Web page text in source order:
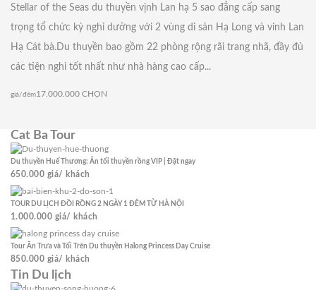
Stellar of the Seas du thuyền vịnh Lan hạ 5 sao đẳng cấp sang
trọng tổ chức kỳ nghỉ dưỡng với 2 vùng di sản Hạ Long và vinh Lan
Hạ Cát bà.Du thuyền bao gồm 22 phòng rộng rãi trang nhã, đầy đủ
các tiện nghi tốt nhất như nhà hàng cao cấp...
giá/đêm17.000.000 CHỌN
Cat Ba Tour
Du thuyền Huế Thương: Ăn tối thuyền rồng VIP | Đặt ngay
650.000 giá/ khách
TOUR DU LỊCH ĐỒI RỒNG 2 NGÀY 1 ĐÊM TỪ HÀ NỘI
1.000.000 giá/ khách
Tour Ăn Trưa và Tối Trên Du thuyền Halong Princess Day Cruise
850.000 giá/ khách
Tin Du lịch